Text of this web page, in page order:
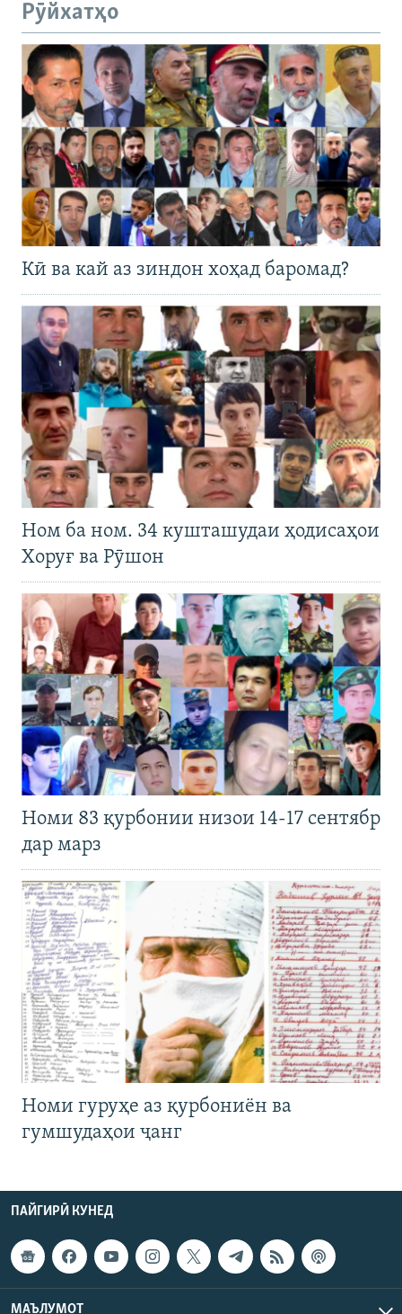
Рӯйхатҳо
Кӣ ва кай аз зиндон хоҳад баромад?
Ном ба ном. 34 кушташудаи ҳодисаҳои
Хоруғ ва Рӯшон
Номи 83 қурбонии низои 14-17 сентябр
дар марз
Номи гуруҳе аз қурбониён ва
гумшудаҳои ҷанг
ПАЙГИРӢ КУНЕД
МАЪЛУМОТ